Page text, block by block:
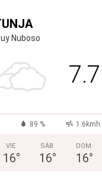
Nuboso
7.7
89 % 1.6kmh
VIE
16°
SÁB
16°
DOM
16°